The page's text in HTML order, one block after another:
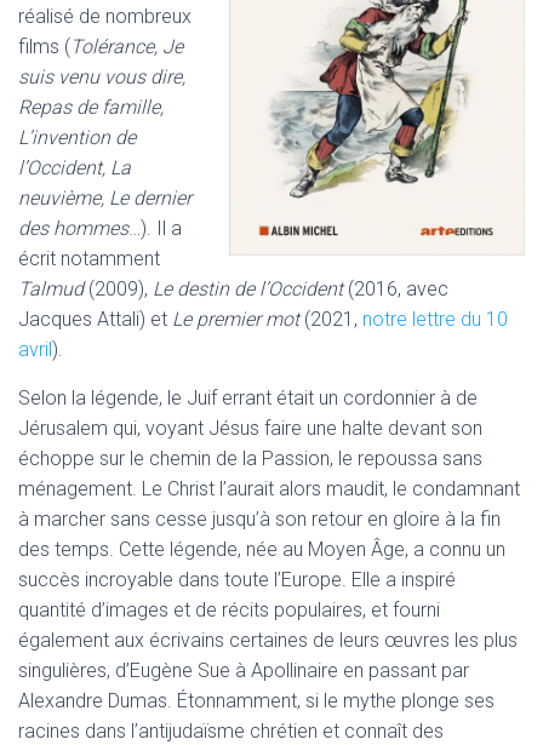
réalisé de nombreux
films (Tolérance, Je
suis venu vous dire,
Repas de famille,
L’invention de
l’Occident, La
neuvième, Le dernier
des hommes…). Il a
écrit notamment
Talmud(2009), Le destin de l’Occident(2016, avec
Jacques Attali) et Le premier mot(2021, notre lettre du 10
avril).
Selon la légende, le Juif errant était un cordonnier à de
Jérusalem qui, voyant Jésus faire une halte devant son
échoppe sur le chemin de la Passion, le repoussa sans
ménagement. Le Christ l’aurait alors maudit, le condamnant
à marcher sans cesse jusqu’à son retour en gloire à la fin
des temps. Cette légende, née au Moyen Âge, a connu un
succès incroyable dans toute l’Europe. Elle a inspiré
quantité d’images et de récits populaires, et fourni
également aux écrivains certaines de leurs œuvres les plus
singulières, d’Eugène Sue à Apollinaire en passant par
Alexandre Dumas. Étonnamment, si le mythe plonge ses
racines dans l’antijudaïsme chrétien et connaît des